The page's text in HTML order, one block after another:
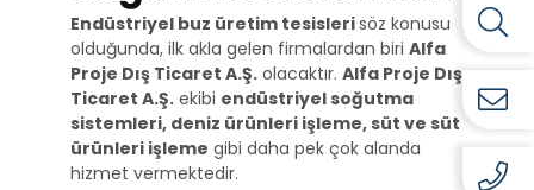
Endüstriyel buz üretim tesislerisöz konusu
olduğunda, ilk akla gelen firmalardan biri Alfa
Proje Dış Ticaret A.Ş. olacaktır. Alfa Proje Dış
Ticaret A.Ş. ekibi endüstriyel soğutma
sistemleri, deniz ürünleri işleme,süt ve süt
ürünleri işleme gibi daha pek çok alanda
hizmet vermektedir.